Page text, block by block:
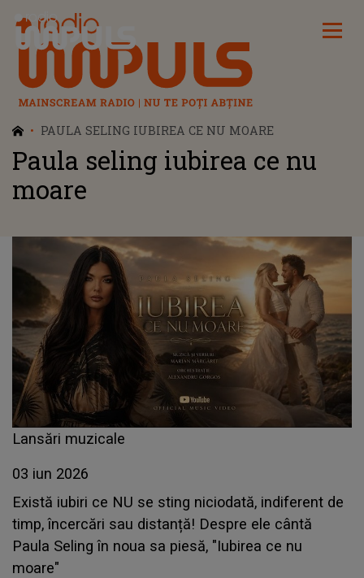
Radio Impuls
PAULA SELING IUBIREA CE NU MOARE
Paula seling iubirea ce nu
moare
Lansări muzicale
03 iun 2026
Există iubiri ce NU se sting niciodată, indiferent de
timp, încercări sau distanță! Despre ele cântă
Paula Seling în noua sa piesă, "Iubirea ce nu
moare"